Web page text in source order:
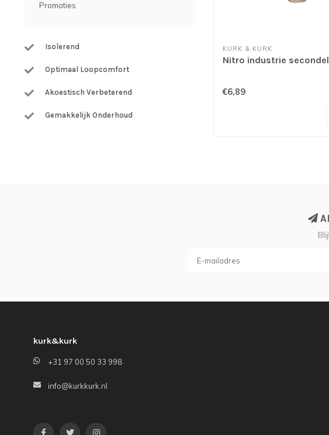
Promoties
Isolerend
Optimaal Loopcomfort
Akoestisch Verbeterend
Gemakkelijk Onderhoud
KURK & KURK
Nitro industrie
€6,89
kurk&kurk
+31 97 00 50 33 998
info@kurkkurk.nl